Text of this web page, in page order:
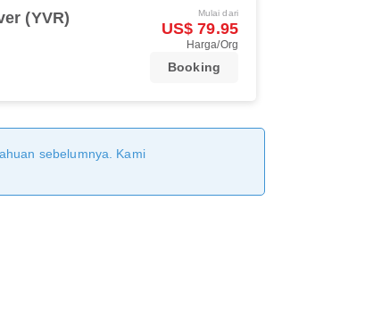
(YVR) Mulai dari
US$ 79.95
Harga/Org
Booking
sebelumnya. Kami